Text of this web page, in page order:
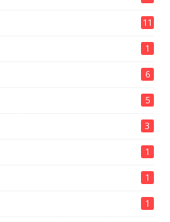
11
1
6
5
3
1
1
1